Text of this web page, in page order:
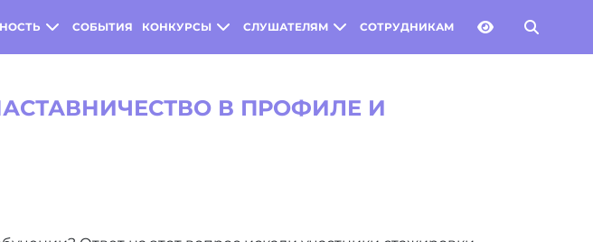
СОБЫТИЯ КОНКУРСЫ СЛУШАТЕЛЯМ СОТРУДНИКАМ
В ПРОФИЛЕ И